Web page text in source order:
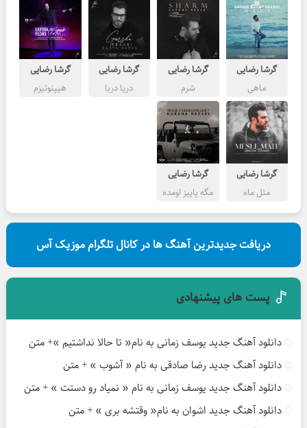
گرشا رضایی
ماهی
گرشا رضایی
شرم
گرشا رضایی
دریا دریا
گرشا رضایی
هیپنوتیزم
گرشا رضایی
مثل ماه
گرشا رضایی
مگه پاییز اومده
دریافت جدیدترین آهنگ ها در کانال تلگرام موزیک آس
پست های پیشنهادی
دانلود آهنگ جدید یوسف زمانی به نام« تا حالا نداشتیم »+ متن
دانلود آهنگ جدید رضا صادقی به نام « آشوب » + متن
دانلود آهنگ جدید یوسف زمانی به نام « نمیاد رو دستت » + متن
دانلود آهنگ جدید اشوان به نام« وقتشه بری » + متن